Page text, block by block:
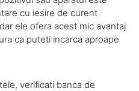
cu iesire de curent
ele ofera acest mic avantaj
ca puteti incarca aproape
verificati banca de